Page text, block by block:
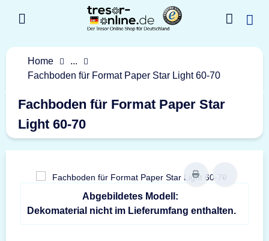
Home
...
Fachboden für Format Paper Star Light 60-70
Fachboden für Format Paper Star
Light 60-70
Abgebildetes Modell:
Dekomaterial nicht im Lieferumfang enthalten.